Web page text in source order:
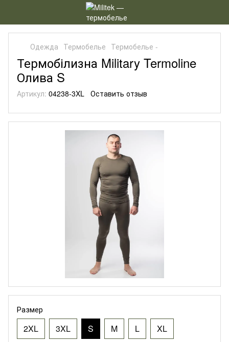
Одежда Термобелье Термобелье -
Термобілизна Military Termoline
Олива S
Артикул: 04238-3XL Оставить отзыв
Размер
2XL 3XL S M L XL